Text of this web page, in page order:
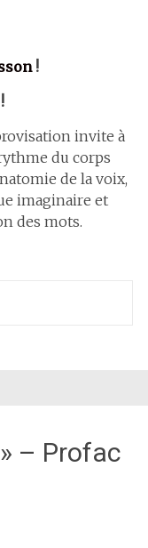
!
invite à
du corps
de la voix,
imaginaire et
des mots.
– Profac